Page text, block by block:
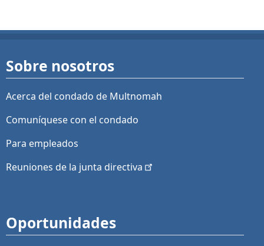
Sobre nosotros
Acerca del condado de Multnomah
Comuníquese con el condado
Para empleados
Reuniones de la junta directiva
Oportunidades